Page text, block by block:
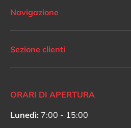
Navigazione
Sezione clienti
ORARI DI APERTURA
Lunedì: 7:00 - 15:00